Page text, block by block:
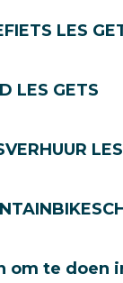
LES
LES GETS
om te doen
Les